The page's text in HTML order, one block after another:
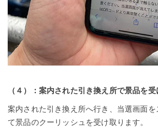
（４）：案内された引き換え所で景品を受
案内された引き換え所へ行き、当選画面を
て景品のクーリッシュを受け取ります。